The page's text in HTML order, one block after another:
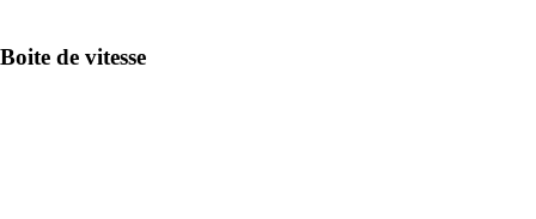
Boite de vitesse